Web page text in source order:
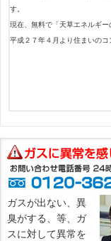
す。
現在、無料で「天草エネルギー
平成２７年４月より住まいの
ガスが出ない、異
臭がする、等、ガ
スに対して異常を